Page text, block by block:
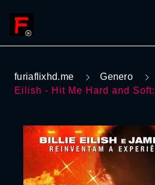
furiaflixhd.me Genero
Eilish - Hit Me Hard and